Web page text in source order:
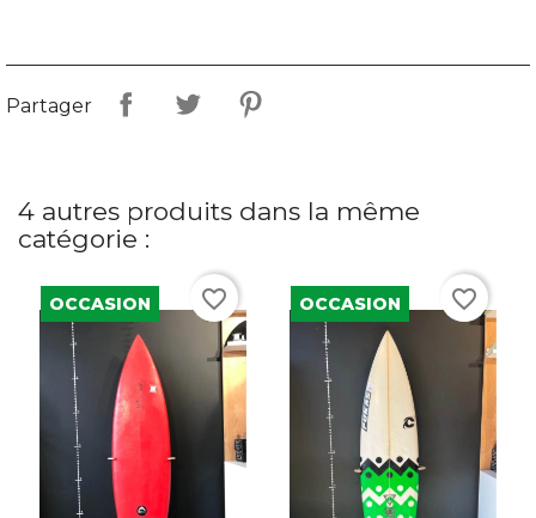
Partager
4 autres produits dans la même
catégorie :
OCCASION favorite_border OCCASION favorite_border